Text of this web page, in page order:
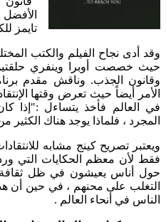
تايمز
وقد أدى نجاح الفيلم والكتب
حيث خصصت أوبرا وينفري
وقانون الجذب. وناقش مقدم
الأمر أيضاً حيث تعرض وقتها
في العالم فأخذ يتساءل :"إذا
المجرد ، فلماذا يوجد هناك
ويعتبر تصريح كينج مشابه
فقط لأن معظم الحكايات التي
حول أناس يعيشون في ظل ثقافة
التغلب على محنهم ، في حين أن
الناس في أنحاء العالم .